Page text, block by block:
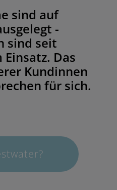
sind auf
-
sind seit
Das
Kundinnen
für sich.